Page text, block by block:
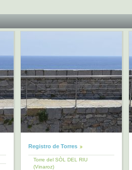
Registro de Torres
Torre del SÒL DEL RIU
(Vinaroz)